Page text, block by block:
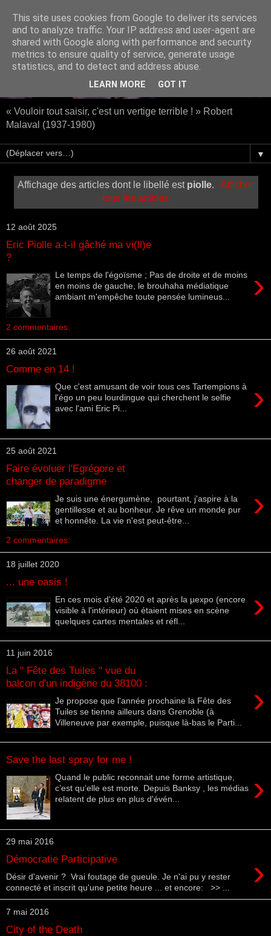
« Vouloir tout saisir, c'est un vertige terrible ! » Robert
Malaval (1937-1980)
▼
Affichage des articles dont le libellé est piolle.
Afficher
tous les articles
12 août 2025
Eric Piolle a-t-il gâché ma vi(ll)e
?
›
Le temps de l'égoïsme ; Pas de droite et de moins
en moins de gauche, le brouhaha médiatique
ambiant m'empêche toute pensée lumineus...
2 commentaires:
26 août 2021
Comme en 14 !
›
Que c'est amusant de voir tous ces Tartempions à
l'égo un peu lourdingue qui cherchent le selfie
avec l'ami Eric Pi...
25 août 2021
Faire évoluer l'Egrégore et
changer de paradigme
›
Je suis une énergumène, pourtant, j'aspire à la
gentillesse et au bonheur. Je rêve un monde pur
et honnête. La vie n'est peut-être...
2 commentaires:
18 juillet 2020
... une oasis !
›
En ces mois d'été 2020 et après la µexpo (encore
visible à l'intérieur) où étaient mises en scène
quelques cartes mentales et réfl...
11 juin 2016
La " Fête des Tuiles " vue du
balcon d'un indigène du 38100 :
›
Je propose que l'année prochaine la Fête des
Tuiles se tienne ailleurs dans Grenoble (à
Villeneuve par exemple, puisque là-bas le Parti...
Save the last spray for me !
›
Quand le public reconnait une forme artistique,
c’est qu’elle est morte. Depuis Banksy , les médias
relatent de plus en plus d'évén...
29 mai 2016
Démocratie Participative ›
Désir d'avenir ? Vrai foutage de gueule. Je n'ai pu y rester
connecté et inscrit qu'une petite heure ... et encore: >> ...
7 mai 2016
City of the Death
This site uses cookies from Google to deliver its services
and to analyze traffic. Your IP address and user-agent are
shared with Google along with performance and security
metrics to ensure quality of service, generate usage
statistics, and to detect and address abuse.
LEARN MORE GOT IT